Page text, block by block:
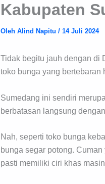
Kabupaten
Oleh Alind Napitu / 14 Juli 2024
Tidak begitu jauh dengan di
toko bunga yang bertebaran
Sumedang ini sendiri
berbatasan langsung
Nah, seperti toko bunga
bunga segar potong.
pasti memiliki ciri khas